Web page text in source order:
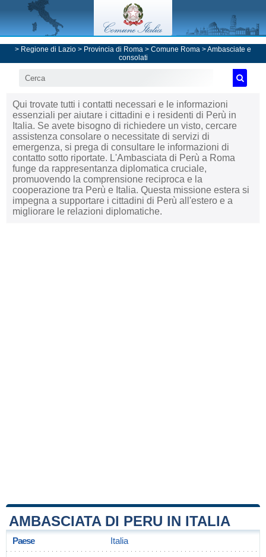
> Regione di Lazio > Provincia di Roma > Comune Roma >Ambasciate e
consolati
Qui trovate tutti i contatti necessari e le informazioni
essenziali per aiutare i cittadini e i residenti di Perù in
Italia. Se avete bisogno di richiedere un visto, cercare
assistenza consolare o necessitate di servizi di
emergenza, si prega di consultare le informazioni di
contatto sotto riportate. L'Ambasciata di Perù a Roma
funge da rappresentanza diplomatica cruciale,
promuovendo la comprensione reciproca e la
cooperazione tra Perù e Italia. Questa missione estera si
impegna a supportare i cittadini di Perù all'estero e a
migliorare le relazioni diplomatiche.
AMBASCIATA DI PERU IN ITALIA
Paese Italia